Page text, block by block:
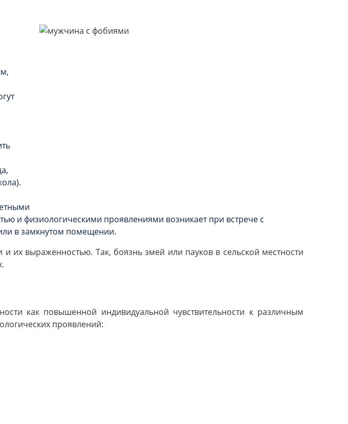
и физиологическими проявлениями возникает при встрече с
в замкнутом помещении.
выраженностью. Так, боязнь змей или пауков в сельской местности
как повышенной индивидуальной чувствительности к различным
проявлений: